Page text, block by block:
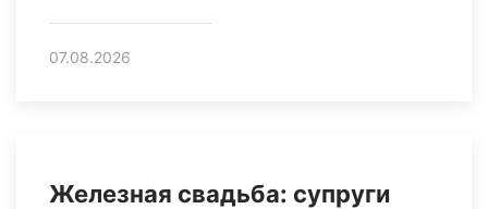
07.08.2026
Железная свадьба: супруги